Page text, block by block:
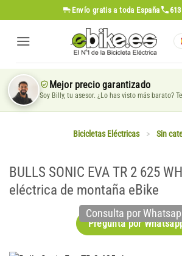
al
contenido
Envío gratis a toda España
Mejor precio garantizado
Soy Billy, tu asesor. ¿Lo has visto más barato?
Bicicletas Eléctricas > Sin
BULLS SONIC EVA TR 2 625
eléctrica de montaña eBike
Pregunta por
Consulta por